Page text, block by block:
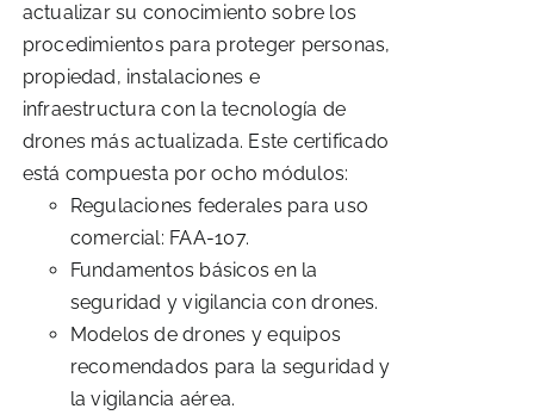
actualizar su conocimiento sobre los
procedimientos para proteger personas,
propiedad, instalaciones e
infraestructura con la tecnología de
drones más actualizada. Este certificado
está compuesta por ocho módulos:
Regulaciones federales para uso
comercial: FAA-107.
Fundamentos básicos en la
seguridad y vigilancia con drones.
Modelos de drones y equipos
recomendados para la seguridad y
la vigilancia aérea.